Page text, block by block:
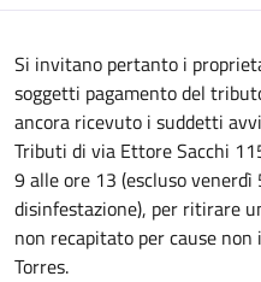
Si invitano pertanto i
soggetti pagamento del
ancora ricevuto i suddetti
Tributi di via Ettore Sacchi
9 alle ore 13 (escluso
disinfestazione), per ritirare
non recapitato per cause
Torres.